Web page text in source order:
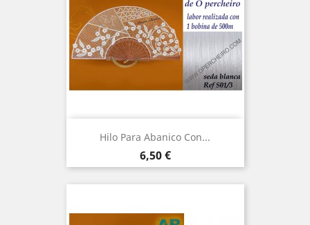
Hilo Para Abanico Con...
Precio
6,50 €